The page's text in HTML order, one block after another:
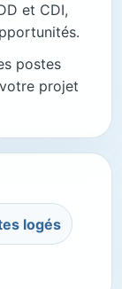
et CDI,
postes
projet
logés